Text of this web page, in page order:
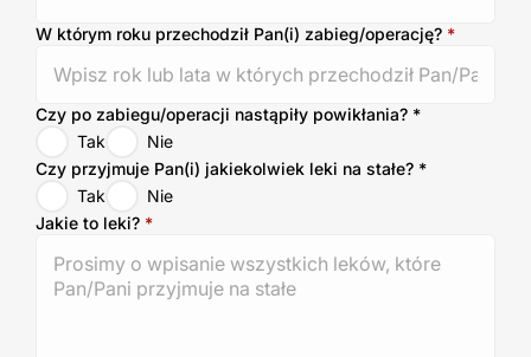
W którym roku przechodził Pan(i) zabieg/operację? *
Czy po zabiegu/operacji nastąpiły powikłania? *
Tak
Nie
Czy przyjmuje Pan(i) jakiekolwiek leki na stałe? *
Tak
Nie
Jakie to leki? *